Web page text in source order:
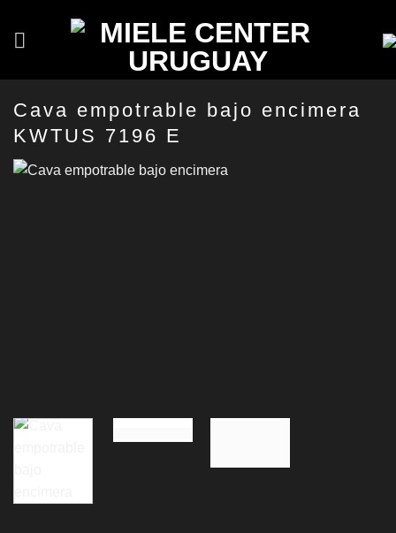
Cava empotrable bajo encimera
KWTUS 7196 E